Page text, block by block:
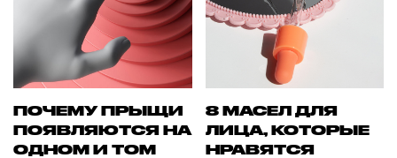
ПОЧЕМУ ПРЫЩИ
ПОЯВЛЯЮТСЯ НА
ОДНОМ И ТОМ
8 МАСЕЛ ДЛЯ
ЛИЦА, КОТОРЫЕ
НРАВЯТСЯ